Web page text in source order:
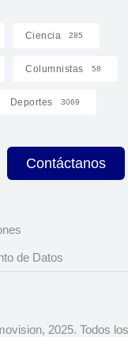
Ciencia 285
Columnistas 58
Deportes 3069
Contáctanos
de Datos
2025. Todos